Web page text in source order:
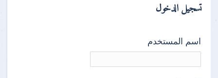
تسجيل الدخول
اسم المستخدم